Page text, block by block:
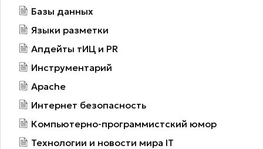
Базы данных
Языки разметки
Апдейты тИЦ и PR
Инструментарий
Apache
Интернет безопасность
Компьютерно-программистский юмор
Технологии и новости мира IT